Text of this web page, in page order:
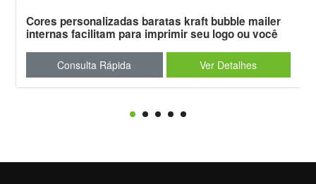
Cores personalizadas baratas kraft bubble mailer
internas facilitam para imprimir seu logo ou você
Consulta Rápida Ver Detalhes